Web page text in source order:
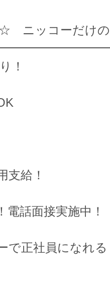
ッコーだけ
！
支給！
電話面接実施中！
で正社員になれる